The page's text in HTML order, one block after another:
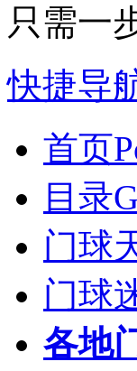
只需一
快捷导
首页
目录
门球
门球
各地